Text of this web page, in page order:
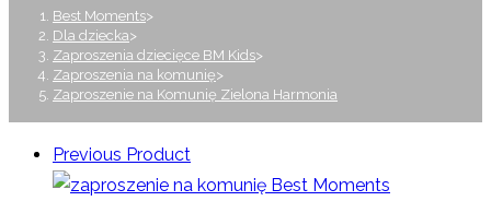
Best Moments>
Dla dziecka>
Zaproszenia dziecięce BM Kids>
Zaproszenia na komunię>
Zaproszenie na Komunię Zielona Harmonia
Previous Product